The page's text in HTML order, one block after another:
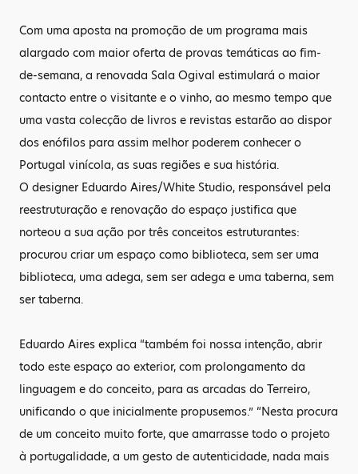
Com uma aposta na promoção de um programa mais
alargado com maior oferta de provas temáticas ao fim-
de-semana, a renovada Sala Ogival estimulará o maior
contacto entre o visitante e o vinho, ao mesmo tempo que
uma vasta colecção de livros e revistas estarão ao dispor
dos enófilos para assim melhor poderem conhecer o
Portugal vinícola, as suas regiões e sua história.
O designer Eduardo Aires/White Studio, responsável pela
reestruturação e renovação do espaço justifica que
norteou a sua ação por três conceitos estruturantes:
procurou criar um espaço como biblioteca, sem ser uma
biblioteca, uma adega, sem ser adega e uma taberna, sem
ser taberna.
Eduardo Aires explica “também foi nossa intenção, abrir
todo este espaço ao exterior, com prolongamento da
linguagem e do conceito, para as arcadas do Terreiro,
unificando o que inicialmente propusemos.” “Nesta procura
de um conceito muito forte, que amarrasse todo o projeto
à portugalidade, a um gesto de autenticidade, nada mais